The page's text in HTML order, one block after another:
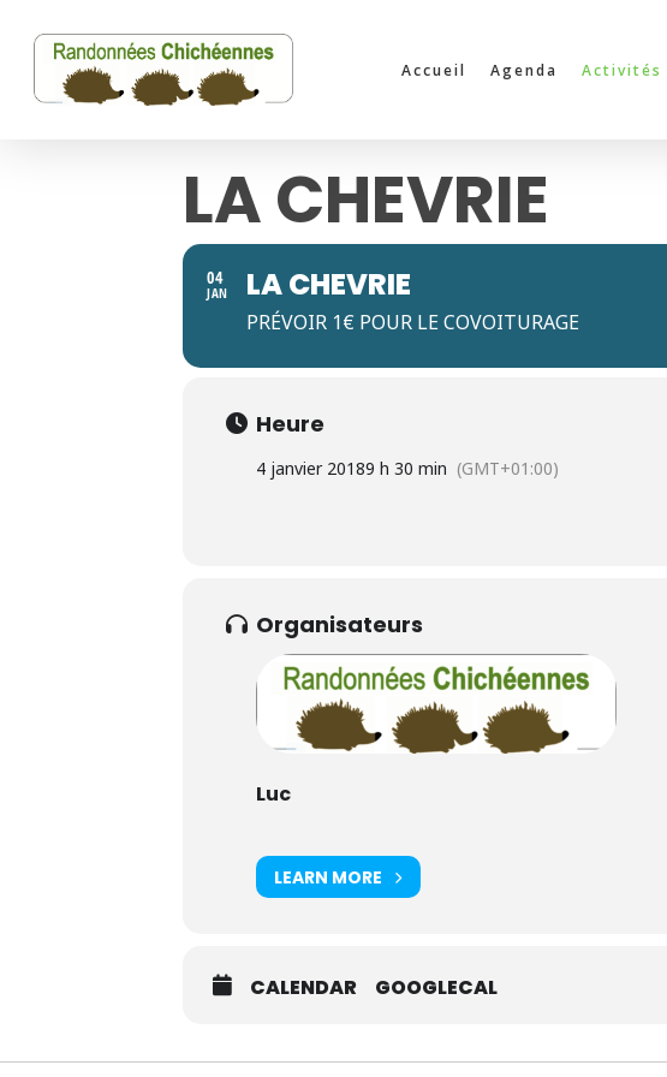
content
Accueil Agenda Activités
LA CHEVRIE
04
JAN LA CHEVRIE
PRÉVOIR 1€ POUR LE COVOITURAGE
Heure
4 janvier 20189 h 30 min (GMT+01:00)
Organisateurs
Luc
LEARN MORE
CALENDAR GOOGLECAL